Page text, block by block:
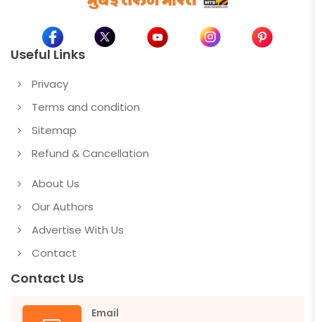
Useful Links
Privacy
Terms and condition
Sitemap
Refund & Cancellation
About Us
Our Authors
Advertise With Us
Contact
Contact Us
Email